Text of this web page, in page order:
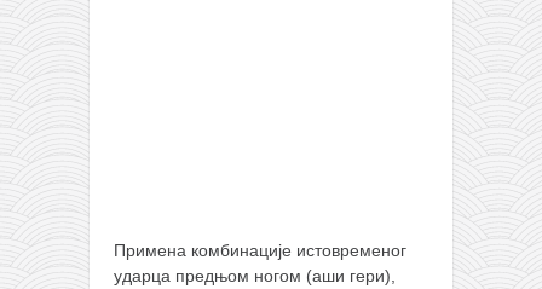
Примена комбинације истовременог
ударца предњом ногом (аши гери),